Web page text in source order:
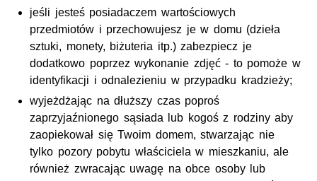
jeśli jesteś posiadaczem wartościowych
przedmiotów i przechowujesz je w domu (dzieła
sztuki, monety, biżuteria itp.) zabezpiecz je
dodatkowo poprzez wykonanie zdjęć - to pomoże w
identyfikacji i odnalezieniu w przypadku kradzieży;
wyjeżdżając na dłuższy czas poproś
zaprzyjaźnionego sąsiada lub kogoś z rodziny aby
zaopiekował się Twoim domem, stwarzając nie
tylko pozory pobytu właściciela w mieszkaniu, ale
również zwracając uwagę na obce osoby lub